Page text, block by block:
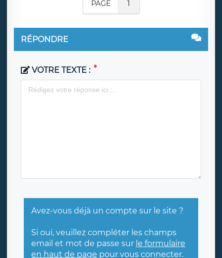
PAGE 1
RÉPONDRE
VOTRE TEXTE :
Avez-vous déjà un compte sur le site ?
Si oui, veuillez compléter les champs
email et mot de passe sur le formulaire
en haut de page pour vous connecter.